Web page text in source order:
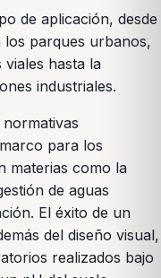
de aplicación, desde
los parques urbanos,
hasta la
industriales.
para los
materias como la
de aguas
El éxito de un
del diseño visual,
realizados bajo